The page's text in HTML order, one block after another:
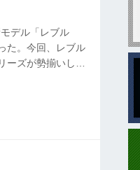
デル「レブル
た。今回、レブル
ーズが勢揃いした